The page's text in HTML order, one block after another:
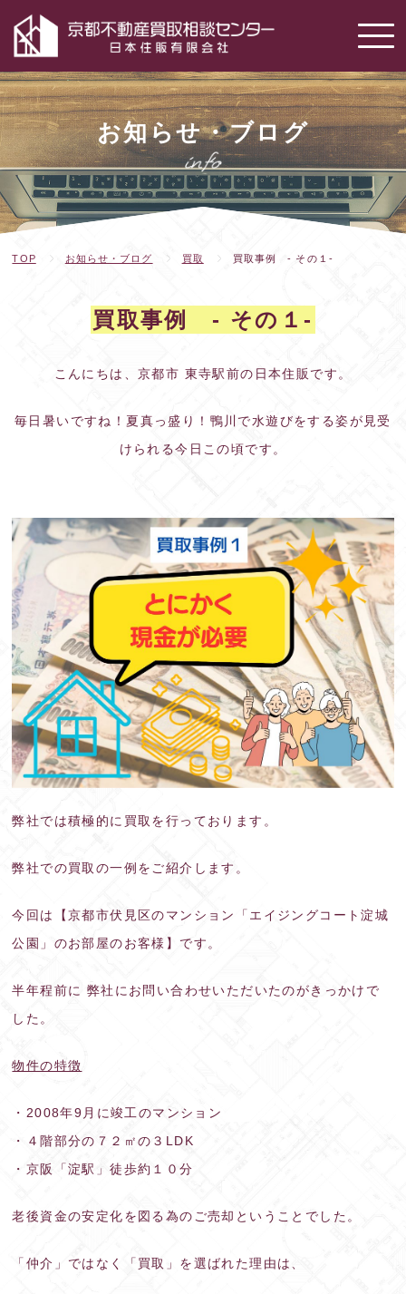
お知らせ・ブログ
TOP お知らせ・ブログ 買取 買取事例 - その１-
買取事例 - その１-
こんにちは、京都市 東寺駅前の日本住販です。
毎日暑いですね！夏真っ盛り！鴨川で水遊びをする姿が見受
けられる今日この頃です。
弊社では積極的に買取を行っております。
弊社での買取の一例をご紹介します。
今回は【京都市伏見区のマンション「エイジングコート淀城
公園」のお部屋のお客様】です。
半年程前に 弊社にお問い合わせいただいたのがきっかけで
した。
物件の特徴
・2008年9月に竣工のマンション
・４階部分の７２㎡の３LDK
・京阪「淀駅」徒歩約１０分
老後資金の安定化を図る為のご売却ということでした。
「仲介」ではなく「買取」を選ばれた理由は、